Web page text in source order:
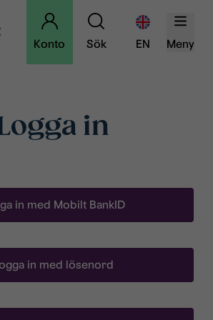
Konto Sök EN Meny
in
in med Mobilt BankID
in med lösenord